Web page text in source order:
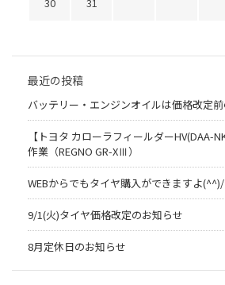
最近の投稿
バッテリー・エンジンオイルは価格改定
【トヨタ カローラフィールダーHV(DAA-
作業（REGNO GR-XⅢ）
WEBからでもタイヤ購入ができますよ(^^)/
9/1(火)タイヤ価格改定のお知らせ
8月定休日のお知らせ